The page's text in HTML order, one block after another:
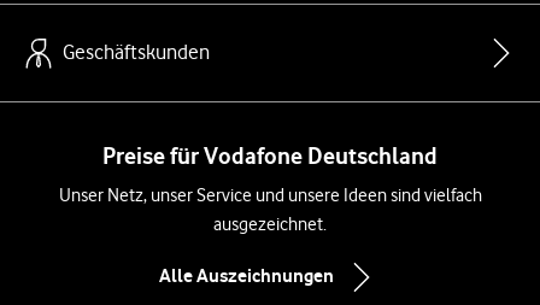
Geschäftskunden
Preise für Vodafone Deutschland
Unser Netz, unser Service und unsere Ideen sind vielfach
ausgezeichnet.
Alle Auszeichnungen